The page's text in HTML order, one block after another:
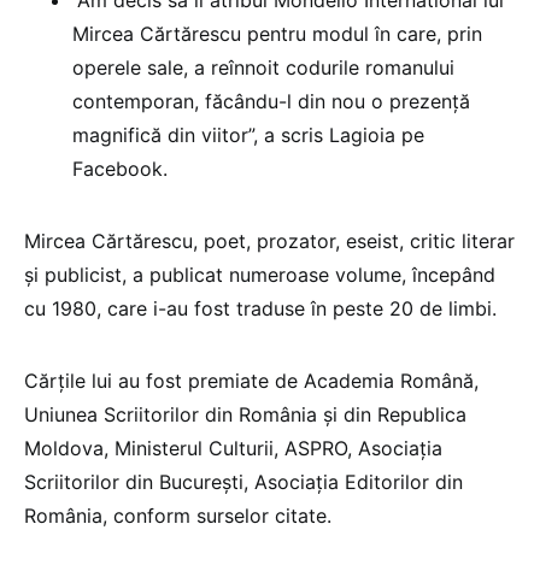
Mircea Cărtărescu pentru modul în care, prin
operele sale, a reînnoit codurile romanului
contemporan, făcându-l din nou o prezenţă
magnifică din viitor”, a scris Lagioia pe
Facebook.
Mircea Cărtărescu, poet, prozator, eseist, critic literar
şi publicist, a publicat numeroase volume, începând
cu 1980, care i-au fost traduse în peste 20 de limbi.
Cărţile lui au fost premiate de Academia Română,
Uniunea Scriitorilor din România şi din Republica
Moldova, Ministerul Culturii, ASPRO, Asociaţia
Scriitorilor din Bucureşti, Asociaţia Editorilor din
România, conform surselor citate.